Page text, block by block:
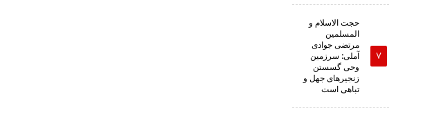
حجت الاسلام و
المسلمین
مرتضی جوادی
آملی: سرزمین
وحى گسستن
زنجیرهاى جهل و
تباهى است